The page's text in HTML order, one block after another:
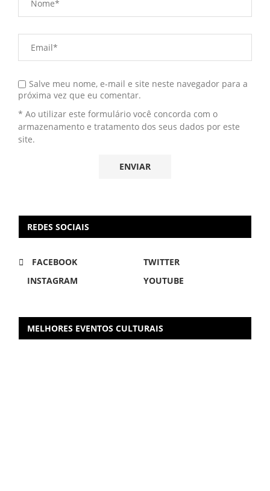
Salve meu nome, e-mail e site neste navegador para a
próxima vez que eu comentar.
* Ao utilizar este formulário você concorda com o
armazenamento e tratamento dos seus dados por este
site.
REDES SOCIAIS
FACEBOOK
TWITTER
INSTAGRAM
YOUTUBE
MELHORES EVENTOS CULTURAIS